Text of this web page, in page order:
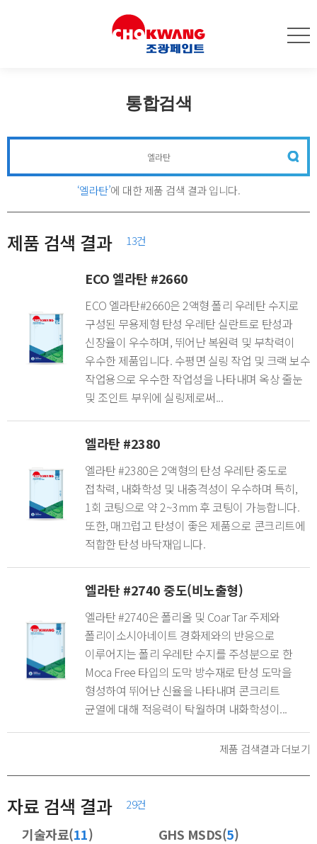
통합검색
‘엘라탄’에 대한 제품 검색 결과 입니다.
제품 검색 결과 13건
ECO 엘라탄 #2660
ECO 엘라탄#2660은 2액형 폴리 우레탄 수지로
구성된 무용제형 탄성 우레탄 실란트로 탄성과
신장율이 우수하며, 뛰어난 복원력 및 부착력이
우수한 제품입니다. 수평면 실링 작업 및 크랙 보수
작업용으로 우수한 작업성을 나타내며 옥상 줄눈
및 조인트 부위에 실링제로써...
엘라탄 #2380
엘라탄 #2380은 2액형의 탄성 우레탄 중도로
접착력, 내화학성 및 내충격성이 우수하며 특히,
1회 코팅으로 약 2~3mm 후 코팅이 가능합니다.
또한, 매끄럽고 탄성이 좋은 제품으로 콘크리트에
적합한 탄성 바닥재입니다.
엘라탄 #2740 중도(비노출형)
엘라탄 #2740은 폴리올 및 Coar Tar 주제와
폴리이소시아네이트 경화제와의 반응으로
이루어지는 폴리 우레탄 수지를 주성분으로 한
Moca Free 타입의 도막 방수재로 탄성 도막을
형성하여 뛰어난 신율을 나타내며 콘크리트
균열에 대해 적응력이 탁월하며 내화학성이...
제품 검색결과 더보기
자료 검색 결과 29건
기술자료(11) GHS MSDS(5)